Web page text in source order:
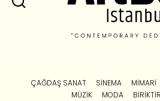
ÇAĞDAŞ SANAT SINEMA MIMARI
MÜZIK
MODA